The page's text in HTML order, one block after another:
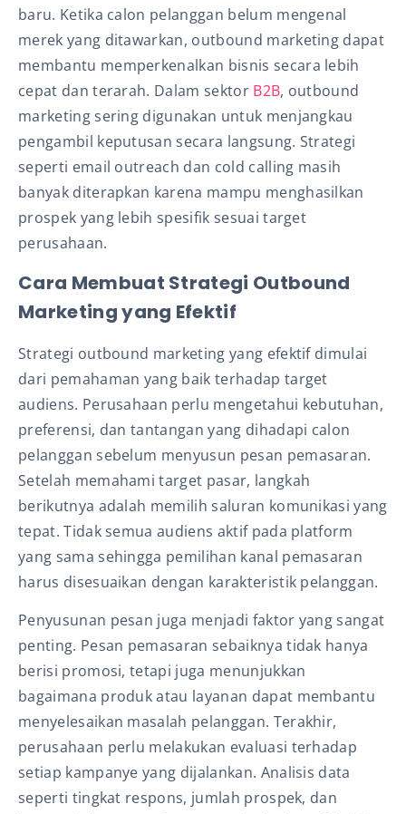
baru. Ketika calon pelanggan belum mengenal
merek yang ditawarkan, outbound marketing dapat
membantu memperkenalkan bisnis secara lebih
cepat dan terarah. Dalam sektor B2B, outbound
marketing sering digunakan untuk menjangkau
pengambil keputusan secara langsung. Strategi
seperti email outreach dan cold calling masih
banyak diterapkan karena mampu menghasilkan
prospek yang lebih spesifik sesuai target
perusahaan.
Cara Membuat Strategi Outbound
Marketing yang Efektif
Strategi outbound marketing yang efektif dimulai
dari pemahaman yang baik terhadap target
audiens. Perusahaan perlu mengetahui kebutuhan,
preferensi, dan tantangan yang dihadapi calon
pelanggan sebelum menyusun pesan pemasaran.
Setelah memahami target pasar, langkah
berikutnya adalah memilih saluran komunikasi yang
tepat. Tidak semua audiens aktif pada platform
yang sama sehingga pemilihan kanal pemasaran
harus disesuaikan dengan karakteristik pelanggan.
Penyusunan pesan juga menjadi faktor yang sangat
penting. Pesan pemasaran sebaiknya tidak hanya
berisi promosi, tetapi juga menunjukkan
bagaimana produk atau layanan dapat membantu
menyelesaikan masalah pelanggan. Terakhir,
perusahaan perlu melakukan evaluasi terhadap
setiap kampanye yang dijalankan. Analisis data
seperti tingkat respons, jumlah prospek, dan